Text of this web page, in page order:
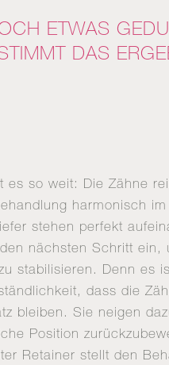
ETWAS
DAS
es so weit: Die Zähne
harmonisch
stehen perfekt
nächsten Schritt ein,
stabilisieren. Denn es
dass die
bleiben. Sie neigen
Position
Retainer stellt den